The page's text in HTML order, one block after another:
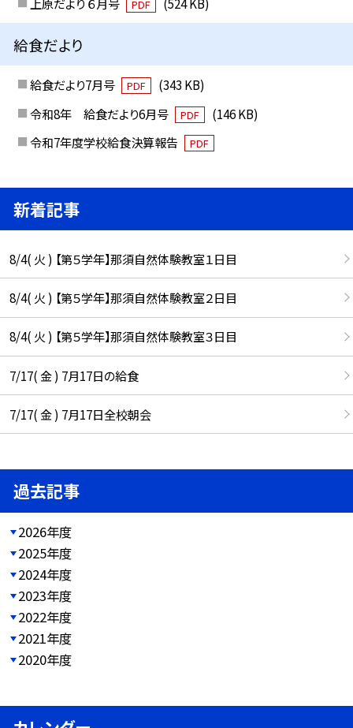
上原だより ６月号 PDF (524 KB)
給食だより
給食だより7月号 PDF
(343 KB)
令和8年 給食だより6月号
PDF
(146 KB)
令和7年度学校給食決算報告
PDF
新着記事
8/4( 火 ) 【第５学年】那須自然体験教室１日目
8/4( 火 ) 【第５学年】那須自然体験教室２日目
8/4( 火 ) 【第５学年】那須自然体験教室３日目
7/17( 金 ) 7月17日の給食
7/17( 金 ) 7月17日全校朝会
過去記事
2026年度
2025年度
2024年度
2023年度
2022年度
2021年度
2020年度